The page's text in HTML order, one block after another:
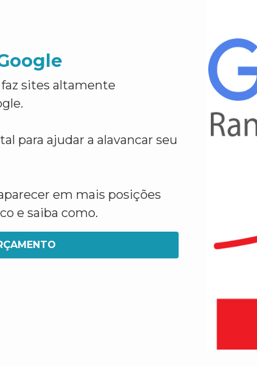
sites altamente
para ajudar a alavancar seu
em mais posições
e saiba como.